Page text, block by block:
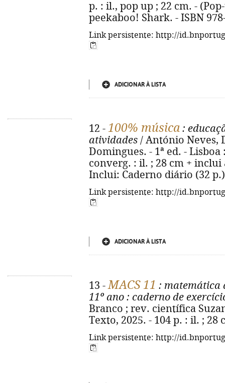
p. : il., pop up ; 22 cm. -
peekaboo! Shark. - ISBN
Link persistente: http://
ADICIONAR À LISTA
12 - 100% música :
atividades / António Neves,
Domingues. - 1ª ed. - Lisboa
converg. : il. ; 28 cm + inclui
Inclui: Caderno diário (32
Link persistente: http://
ADICIONAR À LISTA
13 -MACS 11 : matemática
11º ano : caderno de
Branco ; rev. científica
Texto, 2025. - 104 p. : il. ; 28
Link persistente: http://